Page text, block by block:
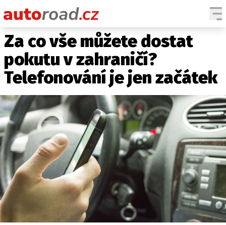
AUTA
TESTY AUT
NOVINKY
SPY
HISTORIE
ZAJÍMAVOSTI
TECHNIKA
EKONOMIKA
ČESKÝ TRH
TUNING
PROFI
Za co vše můžete dostat
pokutu v zahraničí?
Telefonování je jen začátek